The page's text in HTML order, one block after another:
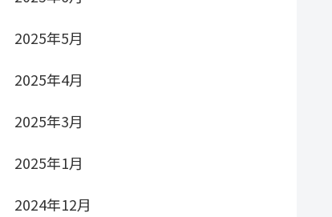
2025年5月
2025年4月
2025年3月
2025年1月
2024年12月